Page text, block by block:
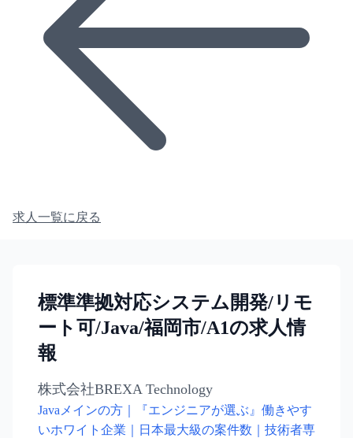
求人一覧に戻る
標準準拠対応システム開発/リモ
ート可/Java/福岡市/A1の求人情
報
株式会社BREXA Technology
Javaメインの方｜『エンジニアが選ぶ』働きやす
いホワイト企業｜日本最大級の案件数｜技術者専